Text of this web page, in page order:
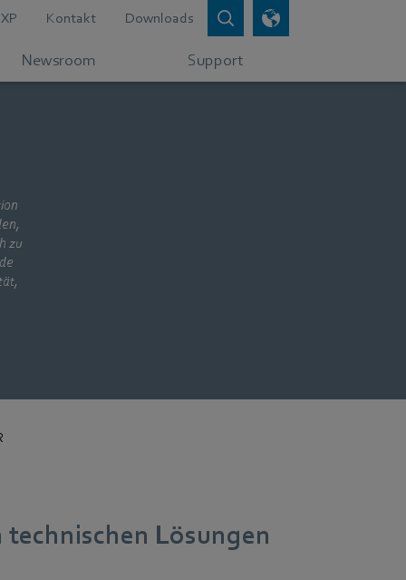
Kontakt Downloads
Newsroom Support
zu
Lösungen